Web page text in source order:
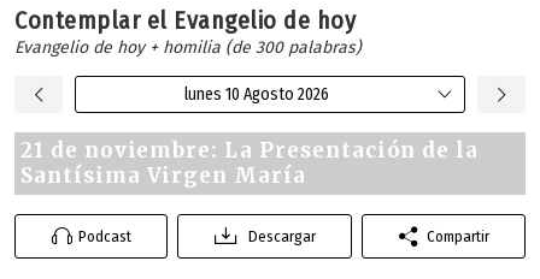
Contemplar el Evangelio de hoy
Evangelio de hoy + homilia (de 300 palabras)
lunes 10 Agosto 2026
21 de noviembre: La Presentación de la
Santísima Virgen María
Podcast Descargar Compartir